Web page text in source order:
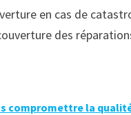
en cas de
des
compromettre la